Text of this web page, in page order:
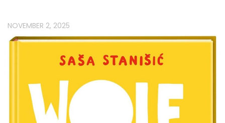
NOVEMBER 2, 2025